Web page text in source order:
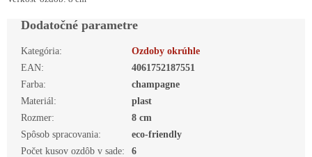
Dodatočné parametre
Kategória:
Ozdoby okrúhle
EAN:
4061752187551
Farba:
champagne
Materiál :
plast
Rozmer:
8 cm
Spôsob spracovania:
eco-friendly
Počet kusov ozdôb v sade: 6